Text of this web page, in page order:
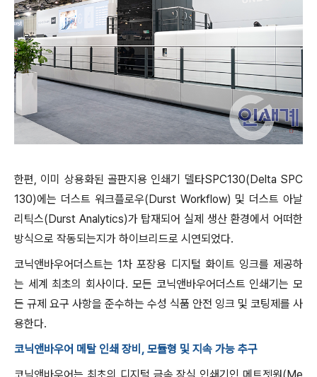
한편, 이미 상용화된 골판지용 인쇄기 델타SPC130(Delta SPC
130)에는 더스트 워크플로우(Durst Workflow) 및 더스트 아날
리틱스(Durst Analytics)가 탑재되어 실제 생산 환경에서 어떠한
방식으로 작동되는지가 하이브리드로 시연되었다.
코닉앤바우어더스트는 1차 포장용 디지털 화이트 잉크를 제공하
는 세계 최초의 회사이다. 모든 코닉앤바우어더스트 인쇄기는 모
든 규제 요구 사항을 준수하는 수성 식품 안전 잉크 및 코팅제를 사
용한다.
코닉앤바우어 메탈 인쇄 장비, 모듈형 및 지속 가능 추구